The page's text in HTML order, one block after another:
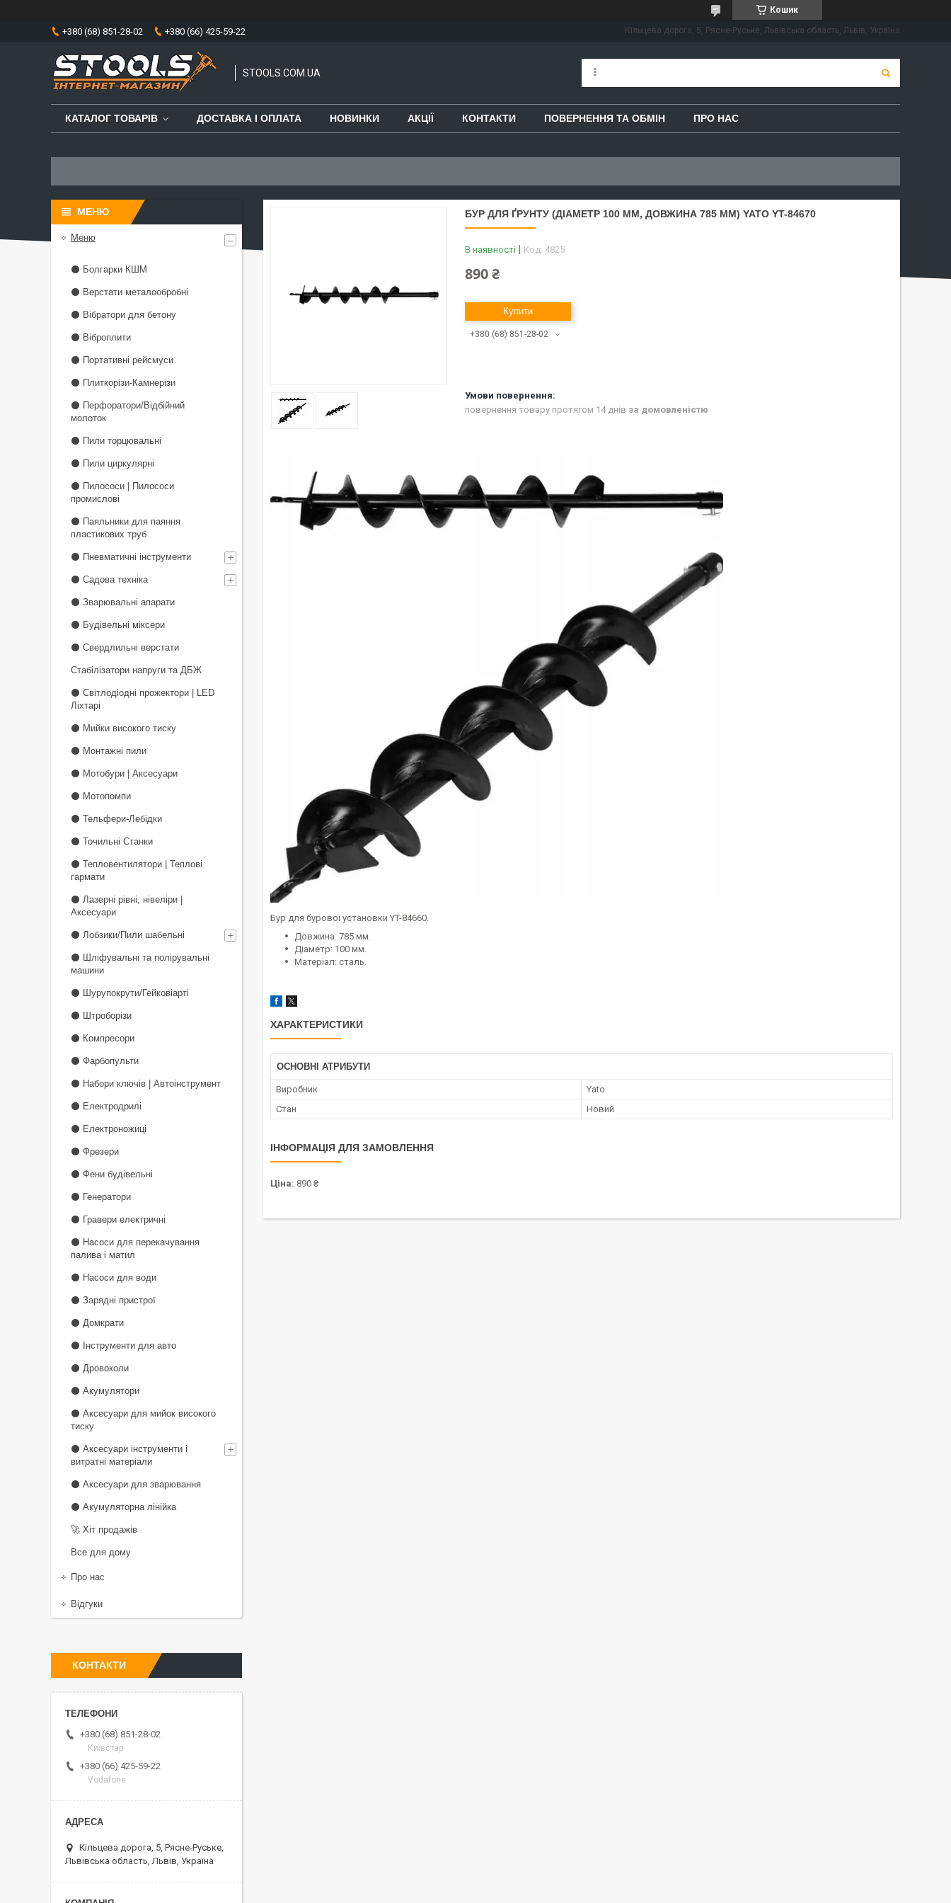
Кошик
+380 (68) 851-28-02 +380 (66) 425-59-22 Кільцева дорога, 5, Рясне-Руське, Львівська область, Львів, Україна
STOOLS.COM.UA
КАТАЛОГ ТОВАРІВ ДОСТАВКА І ОПЛАТА НОВИНКИ АКЦІЇ КОНТАКТИ ПОВЕРНЕННЯ ТА ОБМІН ПРО НАС
БУР ДЛЯ ҐРУНТУ (ДІАМЕТР 100 ММ, ДОВЖИНА 785 ММ) YATO YT-84670
В наявності Код: 4825
890 ₴
Купити
+380 (68) 851-28-02
повернення товару протягом 14 днів за домовленістю
Бур для бурової установки YT-84660.
Довжина: 785 мм.
Діаметр: 100 мм.
Матеріал: сталь.
ХАРАКТЕРИСТИКИ
ОСНОВНІ АТРИБУТИ
Виробник
Yato
Стан
Новий
ІНФОРМАЦІЯ ДЛЯ ЗАМОВЛЕННЯ
Ціна: 890 ₴
Меню
⚫ Болгарки КШМ
⚫ Верстати металообробні
⚫ Вібратори для бетону
⚫ Віброплити
⚫ Портативні рейсмуси
⚫ Плиткорізи-Камнерізи
⚫ Перфоратори/Відбійний
молоток
⚫ Пили торцювальні
⚫ Пили циркулярні
⚫ Пилососи | Пилососи
промислові
⚫ Паяльники для паяння
пластикових труб
⚫ Пневматичні інструменти
⚫ Садова техніка
⚫ Зварювальні апарати
⚫ Будівельні міксери
⚫ Свердлильні верстати
Стабілізатори напруги та ДБЖ
⚫ Світлодіодні прожектори | LED
Ліхтарі
⚫ Мийки високого тиску
⚫ Монтажні пили
⚫ Мотобури | Аксесуари
⚫ Мотопомпи
⚫ Тельфери-Лебідки
⚫ Точильні Станки
⚫ Тепловентилятори | Теплові
гармати
⚫ Лазерні рівні, нівеліри |
Аксесуари
⚫ Лобзики/Пили шабельні
⚫ Шліфувальні та полірувальні
машини
⚫ Шурупокрути/Гейковіарті
⚫ Штроборізи
⚫ Компресори
⚫ Фарбопульти
⚫ Набори ключів | Автоінструмент
⚫ Електродрилі
⚫ Електроножиці
⚫ Фрезери
⚫ Фени будівельні
⚫ Генератори
⚫ Гравери електричні
⚫ Насоси для перекачування
палива і матил
⚫ Насоси для води
⚫ Зарядні пристрої
⚫ Домкрати
⚫ Інструменти для авто
⚫ Дровоколи
⚫ Акумулятори
⚫ Аксесуари для мийок високого
тиску
⚫ Аксесуари інструменти і
витратні матеріали
⚫ Аксесуари для зварювання
⚫ Акумуляторна лінійка
🚀 Хіт продажів
Все для дому
Про нас
Відгуки
КОНТАКТИ
+380 (68) 851-28-02
Київстар
+380 (66) 425-59-22
Vodafone
Кільцева дорога, 5, Рясне-Руське,
Львівська область, Львів, Україна